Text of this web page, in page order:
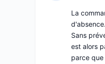
La
Sans
est alors
parce